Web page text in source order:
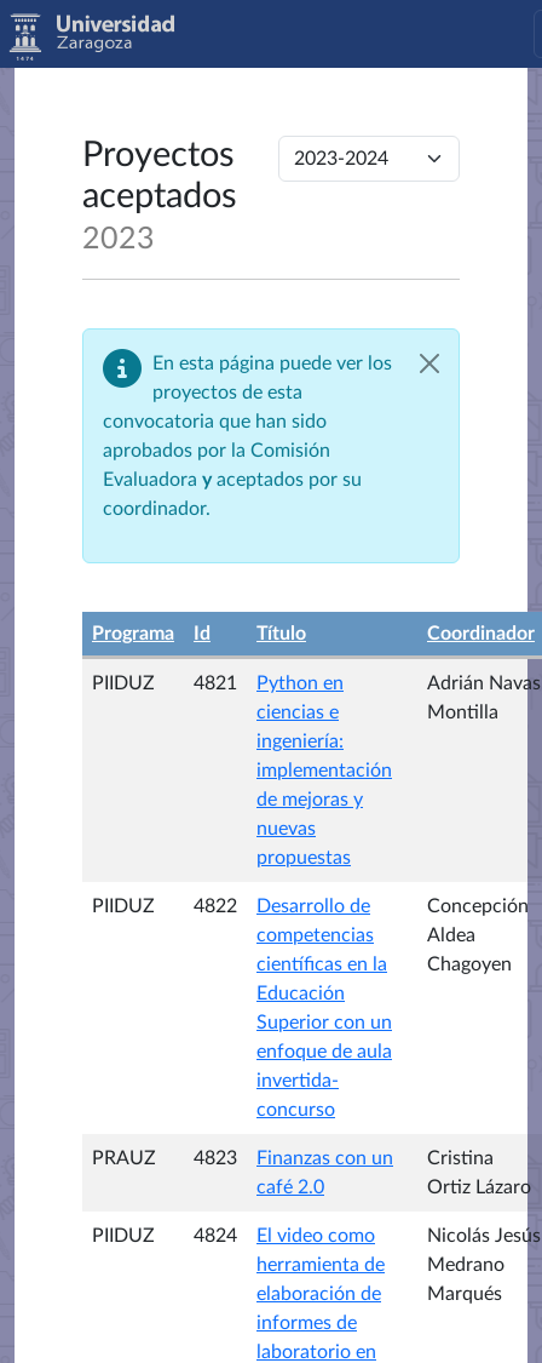
Proyectos
aceptados
2023
En esta página puede ver los
proyectos de esta
convocatoria que han sido
aprobados por la Comisión
Evaluadora yaceptados por su
coordinador.
Programa Id Título Coordinador
PIIDUZ 4821
Python en
ciencias e
ingeniería:
implementación
de mejoras y
nuevas
propuestas
Adrián Navas
Montilla
PIIDUZ 4822
Desarrollo de
competencias
científicas en la
Educación
Superior con un
enfoque de aula
invertida-
concurso
Concepción
Aldea
Chagoyen
PRAUZ 4823
Finanzas con un
café 2.0
Cristina
Ortiz Lázaro
PIIDUZ 4824
El video como
herramienta de
elaboración de
informes de
laboratorio en
Nicolás Jesús
Medrano
Marqués